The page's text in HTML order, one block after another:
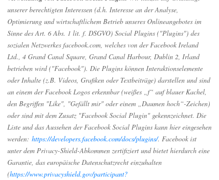
unserer berechtigten Interessen (d.h. Interesse an der Analyse,
Optimierung und wirtschaftlichem Betrieb unseres Onlineangebotes im
Sinne des Art. 6 Abs. 1 lit. f. DSGVO) Social Plugins ("Plugins") des
sozialen Netzwerkes facebook.com, welches von der Facebook Ireland
Ltd., 4 Grand Canal Square, Grand Canal Harbour, Dublin 2, Irland
betrieben wird ("Facebook"). Die Plugins können Interaktionselemente
oder Inhalte (z.B. Videos, Grafiken oder Textbeiträge) darstellen und sind
an einem der Facebook Logos erkennbar (weißes „f“ auf blauer Kachel,
den Begriffen "Like", "Gefällt mir" oder einem „Daumen hoch“-Zeichen)
oder sind mit dem Zusatz "Facebook Social Plugin" gekennzeichnet. Die
Liste und das Aussehen der Facebook Social Plugins kann hier eingesehen
werden: https://developers.facebook.com/docs/plugins/. Facebook ist
unter dem Privacy-Shield-Abkommen zertifiziert und bietet hierdurch eine
Garantie, das europäische Datenschutzrecht einzuhalten
(https://www.privacyshield.gov/participant?